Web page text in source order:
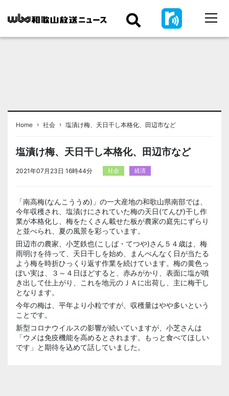
Home › 社会 › 塩漬け梅、天日干し本格化、田辺市など
塩漬け梅、天日干し本格化、田辺市など
2021年07月23日 16時44分 社会 経済
「南高梅(なんこううめ)」の一大産地の和歌山県南部では、
今年収穫され、塩漬けにされていた梅の天日(てんぴ)干し作
業が本格化し、梅をたくさん載せた板が農家の庭先にずらり
と並べられ、夏の風景を彩っています。
田辺市の農家、小芝鉄也(こしば・てつや)さん５４歳は、梅
雨明けを待って、天日干しを始め、まんべんなく日が当たる
よう梅を時折ひっくり返す作業を続けています。梅の黄色っ
ぽい実は、３～４日ほどすると、赤みがかり、表面に塩が噴
き出して仕上がり、これを地元のＪＡに出荷し、主に梅干し
となります。
今年の梅は、平年より小粒ですが、収穫量はやや多いという
ことです。
新型コロナウイルスの影響が続いていますが、小芝さんは
「ウメは免疫機能を高めるとされます。もっと食べてほしい
です」と期待を込めて話していました。